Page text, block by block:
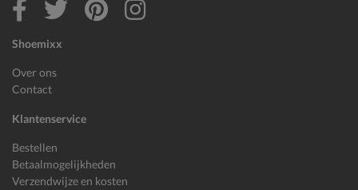
Shoemixx
Over ons
Contact
Klantenservice
Bestellen
Betaalmogelijkheden
Verzendwijze en kosten